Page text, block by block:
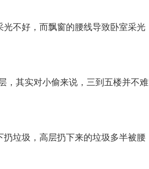
不好，而飘窗的腰线导致卧室采光
，其实对小偷来说，三到五楼并不难
垃圾，高层扔下来的垃圾多半被腰